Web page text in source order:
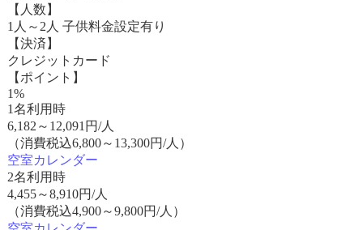
【人数】
1人～2人 子供料金設定有り
【決済】
クレジットカード
【ポイント】
1%
1名利用時
6,182 ～ 12,091 円/人
（消費税込6,800～13,300円/人）
空室カレンダー
2名利用時
4,455～8,910円/人
（消費税込4,900～9,800円/人）